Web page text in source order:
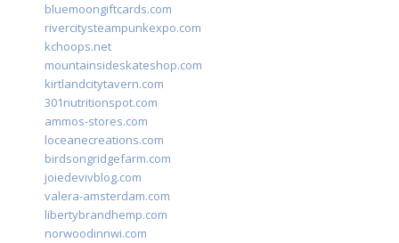
bluemoongiftcards.com
rivercitysteampunkexpo.com
kchoops.net
mountainsideskateshop.com
kirtlandcitytavern.com
301nutritionspot.com
ammos-stores.com
loceanecreations.com
birdsongridgefarm.com
joiedevivblog.com
valera-amsterdam.com
libertybrandhemp.com
norwoodinnwi.com